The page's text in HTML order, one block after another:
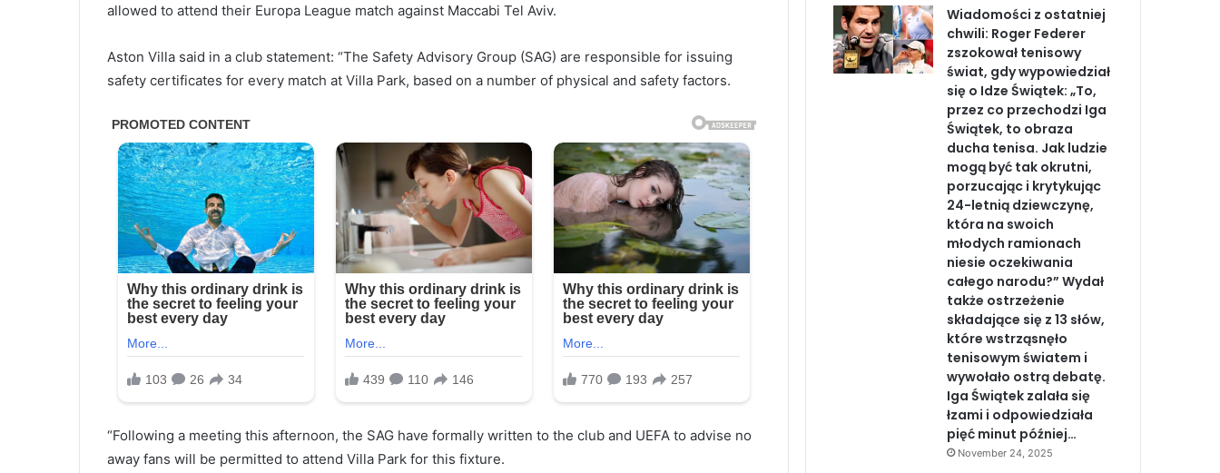
allowed to attend their Europa League match against Maccabi Tel Aviv.
Aston Villa said in a club statement: “The Safety Advisory Group (SAG) are responsible for issuing
safety certificates for every match at Villa Park, based on a number of physical and safety factors.
“Following a meeting this afternoon, the SAG have formally written to the club and UEFA to advise no
away fans will be permitted to attend Villa Park for this fixture.
Wiadomości z ostatniej
chwili: Roger Federer
zszokował tenisowy
świat, gdy wypowiedział
się o Idze Świątek: „To,
przez co przechodzi Iga
Świątek, to obraza
ducha tenisa. Jak ludzie
mogą być tak okrutni,
porzucając i krytykując
24-letnią dziewczynę,
która na swoich
młodych ramionach
niesie oczekiwania
całego narodu?” Wydał
także ostrzeżenie
składające się z 13 słów,
które wstrząsnęło
tenisowym światem i
wywołało ostrą debatę.
Iga Świątek zalała się
łzami i odpowiedziała
pięć minut później…
November 24, 2025